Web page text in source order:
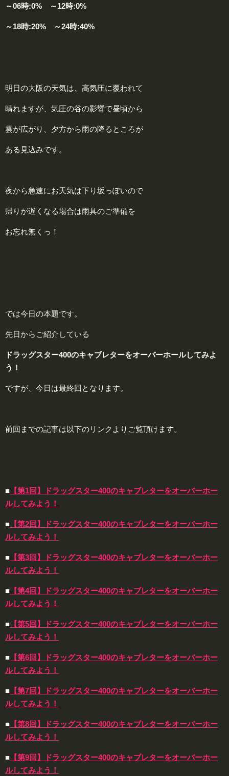
～06時:0% ～12時:0%
～18時:20% ～24時:40%
明日の大阪の天気は、高気圧に覆われて
晴れますが、気圧の谷の影響で昼頃から
雲が広がり、夕方から雨の降るところが
ある見込みです。
夜から急速にお天気は下り坂っぽいので
帰りが遅くなる場合は雨具のご準備を
お忘れ無くっ！
では今日の本題です。
先日からご紹介している
ドラッグスター400のキャブレターをオーバーホールしてみよ
う！
ですが、今日は最終回となります。
前回までの記事は以下のリンクよりご覧頂けます。
■ 【第1回】ドラッグスター400のキャブレターをオーバーホー
ルしてみよう！
■ 【第2回】ドラッグスター400のキャブレターをオーバーホー
ルしてみよう！
■ 【第3回】ドラッグスター400のキャブレターをオーバーホー
ルしてみよう！
■ 【第4回】ドラッグスター400のキャブレターをオーバーホー
ルしてみよう！
■ 【第5回】ドラッグスター400のキャブレターをオーバーホー
ルしてみよう！
■ 【第6回】ドラッグスター400のキャブレターをオーバーホー
ルしてみよう！
■ 【第7回】ドラッグスター400のキャブレターをオーバーホー
ルしてみよう！
■ 【第8回】ドラッグスター400のキャブレターをオーバーホー
ルしてみよう！
■ 【第9回】ドラッグスター400のキャブレターをオーバーホー
ルしてみよう！